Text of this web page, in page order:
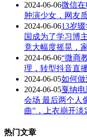
2024-06-06微信
肿演少女，网友
2024-06-0613岁
国成为了学习博
竟大幅度摇晃，
2024-06-06“微商
理，转型抖音直
2024-06-05如何做
2024-06-05戛纳
会场 最后两个人
曲”，上衣崩开淡
热门文章